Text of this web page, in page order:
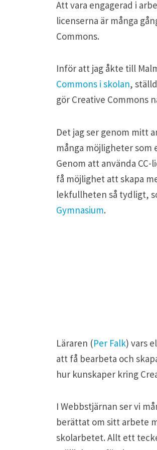
Att vara engagerad i
licenserna är många
Commons.
Inför att jag åkte till
Commons i skolan,
gör Creative Commons
Det jag ser genom mitt
många möjligheter som
Genom att använda
få möjlighet att skapa
lekfullheten så tydligt,
Gymnasium.
Läraren (Per Falk) vars
att få bearbeta och
hur kunskaper kring
I Webbstjärnan ser vi
berättat om sitt arbete
skolarbetet. Allt ett